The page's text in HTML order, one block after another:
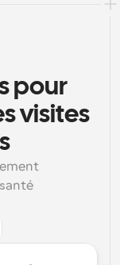
pour
visites